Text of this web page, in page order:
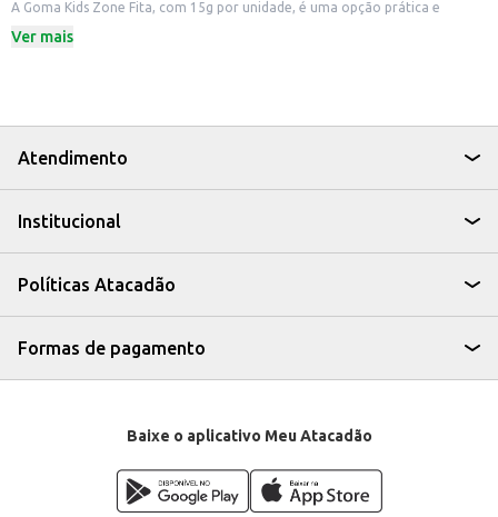
A Goma Kids Zone Fita, com 15g por unidade, é uma opção prática e
sempre à mão, seja em casa, na escola ou em estabelecimentos comerciais
lojas de conveniência.
Pode ser oferecida em festas e eventos infantis.
A Goma Kids Zone Fita é uma escolha simples e gostosa para quem aprecia
Ver mais
Atendimento
Institucional
Políticas Atacadão
Formas de pagamento
Baixe o aplicativo Meu Atacadão